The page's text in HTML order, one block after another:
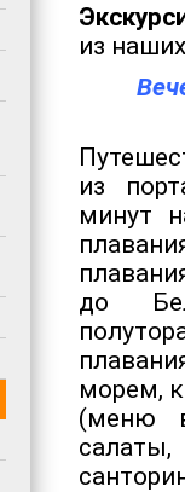
из
из
минут
до
морем,
(меню